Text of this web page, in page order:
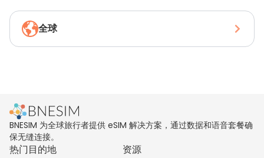
全球
BNESIM 为全球旅行者提供 eSIM 解决方案，通过数据和语音套餐确
保无缝连接。
热门目的地 资源